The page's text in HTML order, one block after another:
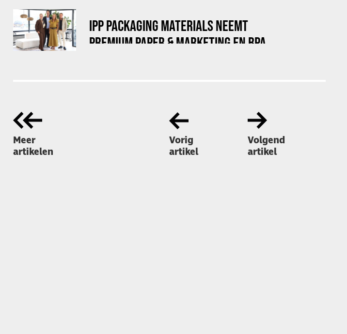
IPP PACKAGING MATERIALS NEEMT
PREMIUM PAPER & MARKETING EN BPA
Meer
artikelen
Vorig
artikel
Volgend
artikel